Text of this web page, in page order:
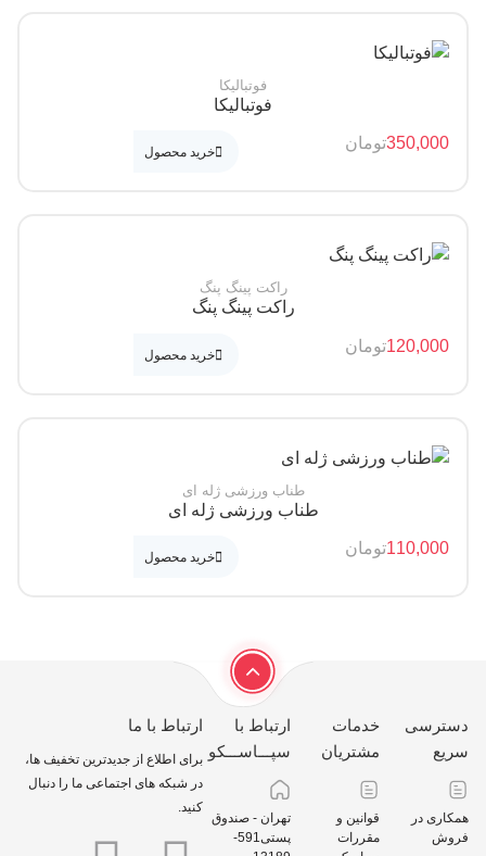
تومان خرید محصول
راکت پینگ پنگ
راکت پینگ پنگ
تومان خرید محصول
طناب ورزشی ژله ای
طناب ورزشی ژله ای
تومان خرید محصول
خدمات
مشتریان
قوانین و
مقررات
ارتباط با
سپـــاســـکو
تهران - صندوق
ارتباط با ما
برای اطلاع از جدیدترین تخفیف ها،
در شبکه های اجتماعی ما را دنبال